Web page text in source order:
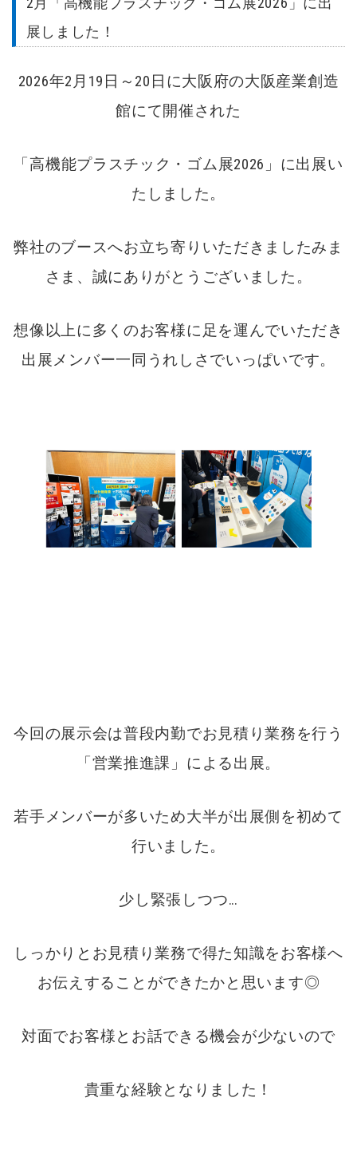
展しました！
2026年2月19日～20日に大阪府の大阪産業創造
館にて開催された
「高機能プラスチック・ゴム展2026」に出展い
たしました。
弊社のブースへお立ち寄りいただきましたみま
さま、誠にありがとうございました。
想像以上に多くのお客様に足を運んでいただき
出展メンバー一同うれしさでいっぱいです。
今回の展示会は普段内勤でお見積り業務を行う
「営業推進課」による出展。
若手メンバーが多いため大半が出展側を初めて
行いました。
少し緊張しつつ…
しっかりとお見積り業務で得た知識をお客様へ
お伝えすることができたかと思います◎
対面でお客様とお話できる機会が少ないので
貴重な経験となりました！